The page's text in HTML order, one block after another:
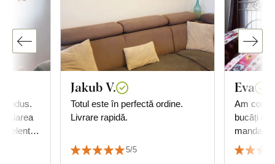
Jakub V.
Totul este în perfectă ordine.
Livrare rapidă.
5/5
Eva
Am
bucăți de
mandală,
căldură.